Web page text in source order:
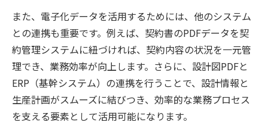
また、電子化データを活用するためには、他のシステム
との連携も重要です。例えば、契約書のPDFデータを契
約管理システムに紐づければ、契約内容の状況を一元管
理でき、業務効率が向上します。さらに、設計図PDFと
ERP（基幹システム）の連携を行うことで、設計情報と
生産計画がスムーズに結びつき、効率的な業務プロセス
を支える要素として活用可能になります。